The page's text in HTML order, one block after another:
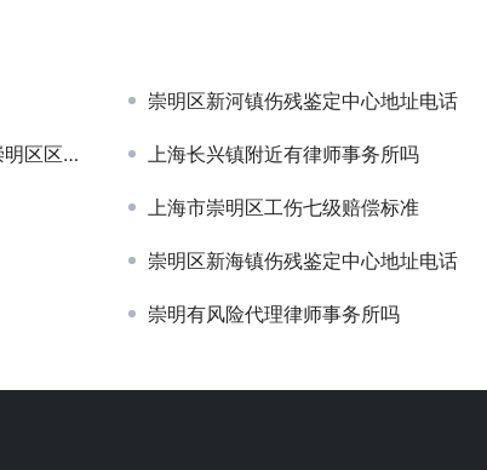
崇明区新河镇伤残鉴定中心地址电话
裁委员会 上海长兴镇附近有律师事务所吗
上海市崇明区工伤七级赔偿标准
崇明区新海镇伤残鉴定中心地址电话
崇明有风险代理律师事务所吗